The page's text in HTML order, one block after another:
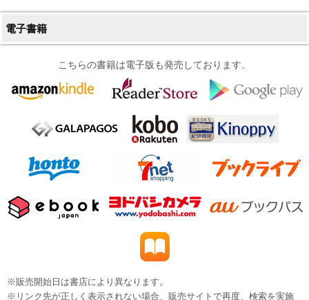
電子書籍
こちらの書籍は電子版も発売しております。
※販売開始日は書店により異なります。
※リンク先が正しく表示されない場合、販売サイトで再度、検索を実施